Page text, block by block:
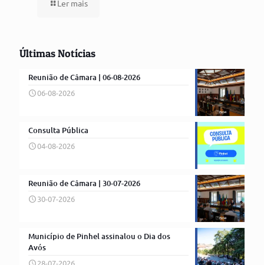
Ler mais
Últimas Notícias
Reunião de Câmara | 06-08-2026
06-08-2026
Consulta Pública
04-08-2026
Reunião de Câmara | 30-07-2026
30-07-2026
Município de Pinhel assinalou o Dia dos
Avós
28-07-2026